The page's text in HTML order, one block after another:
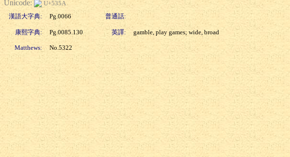
Unicode:
U+535A
漢語大字典:
Pg.0066 普通話:
康熙字典: Pg.0085.130 英譯: gamble, play games; wide, broad
Matthews: No.5322